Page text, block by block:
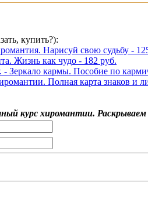
купить?):
Нарисуй свою судьбу -
Жизнь как чудо - 182 руб.
кармы. Пособие по
Полная карта знаков и
курс хиромантии. Раскрываем